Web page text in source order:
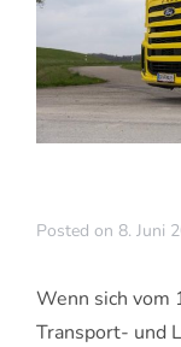
Posted on 8. Juni
Wenn sich vom
Transport- und